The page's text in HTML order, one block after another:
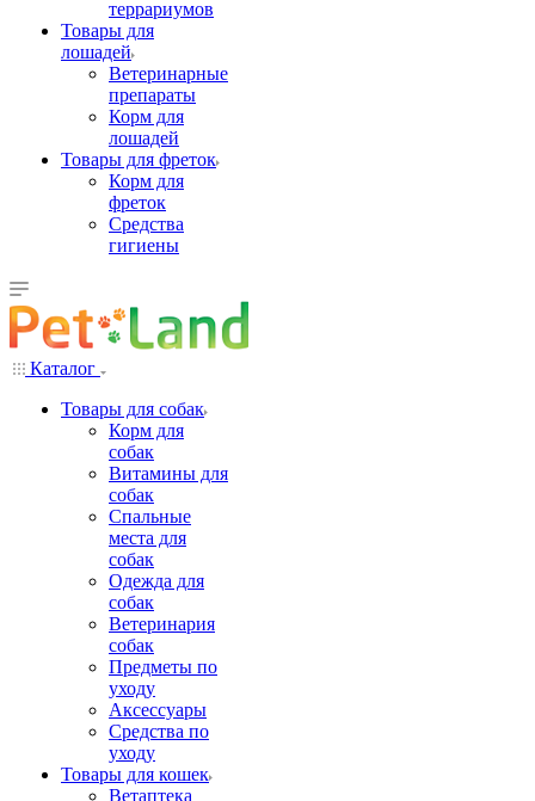
террариумов
Товары для
лошадей
Ветеринарные
препараты
Корм для
лошадей
Товары для фреток
Корм для
фреток
Средства
гигиены
Каталог
Товары для собак
Корм для
собак
Витамины для
собак
Спальные
места для
собак
Одежда для
собак
Ветеринария
собак
Предметы по
уходу
Аксессуары
Средства по
уходу
Товары для кошек
Ветаптека